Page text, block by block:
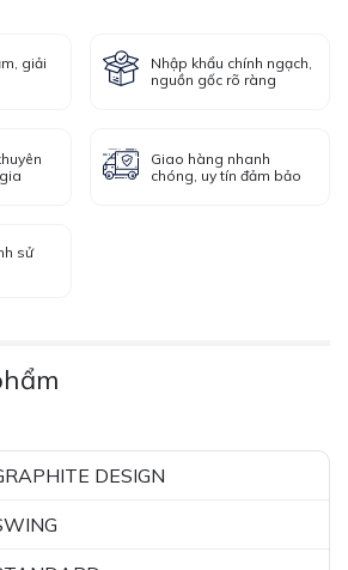
giải
Nhập khẩu chính ngạch,
nguồn gốc rõ ràng
Giao hàng nhanh
chóng, uy tín đảm bảo
sử
DESIGN